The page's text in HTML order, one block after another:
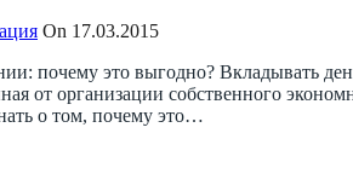
On 17.03.2015
почему это выгодно? Вкладывать
от организации собственного
о том, почему это…